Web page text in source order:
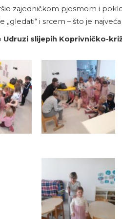
zajedničkom pjesmom i
„gledati“ i srcem – što je
Udruzi slijepih Koprivničko-